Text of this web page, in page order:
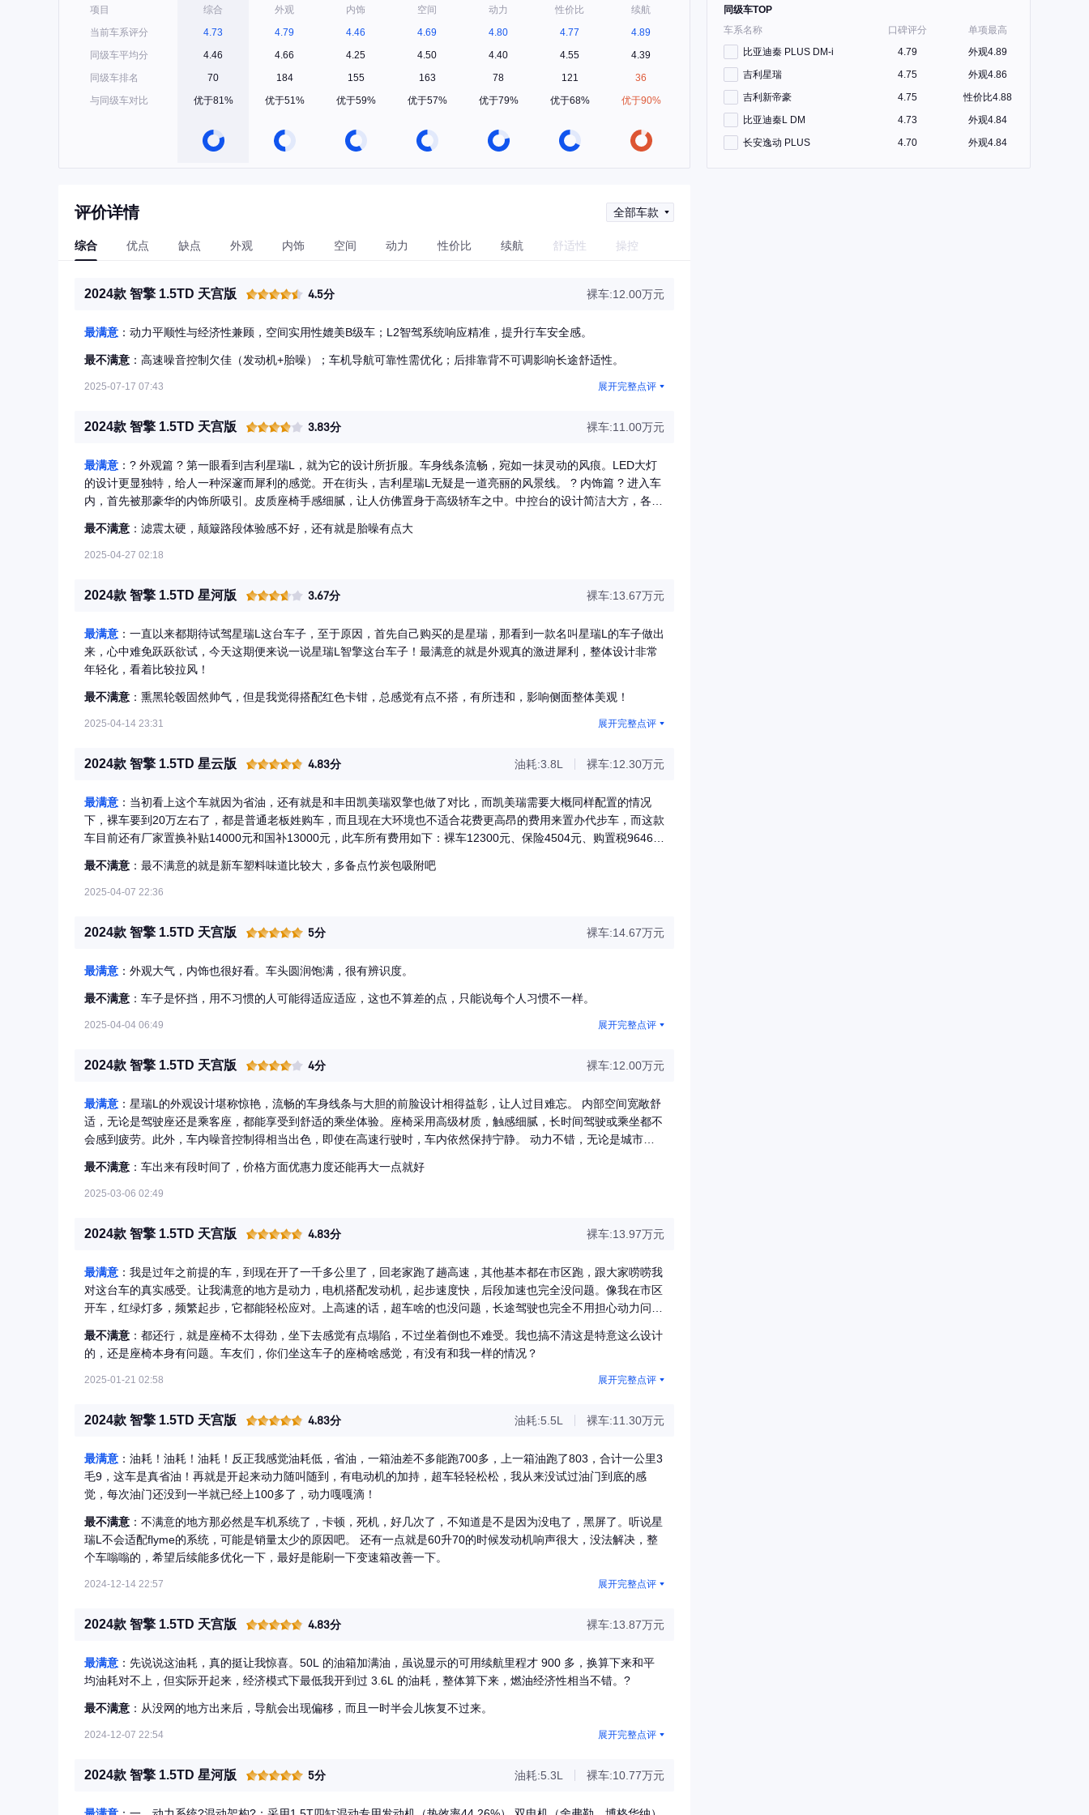
项目
当前车系评分
同级车平均分
同级车排名
与同级车对比
综合
4.73
4.46
70
优于81%
外观
4.79
4.66
184
优于51%
内饰
4.46
4.25
155
优于59%
空间
4.69
4.50
163
优于57%
动力
4.80
4.40
78
优于79%
性价比
4.77
4.55
121
优于68%
续航
4.89
4.39
36
优于90%
同级车TOP
车系名称
口碑评分
单项最高
比亚迪秦 PLUS DM-i
4.79
外观4.89
吉利星瑞
4.75
外观4.86
吉利新帝豪
4.75
性价比4.88
比亚迪秦L DM
4.73
外观4.84
长安逸动 PLUS
4.70 外观4.84
评价详情 全部车款
综合 优点 缺点 外观 内饰 空间 动力 性价比 续航 舒适性 操控
2024款 智擎 1.5TD 天宫版 4.5分 裸车:12.00万元
最满意 ：动力平顺性与经济性兼顾，空间实用性媲美B级车；L2智驾系统响应精准，提升行车安全感。
最不满意 ：高速噪音控制欠佳（发动机+胎噪）；车机导航可靠性需优化；后排靠背不可调影响长途舒适性。
2025-07-17 07:43 展开完整点评
2024款 智擎 1.5TD 天宫版 3.83分 裸车:11.00万元
最满意 ：? 外观篇 ? 第一眼看到吉利星瑞L，就为它的设计所折服。车身线条流畅，宛如一抹灵动的风痕。LED大灯
的设计更显独特，给人一种深邃而犀利的感觉。开在街头，吉利星瑞L无疑是一道亮丽的风景线。 ? 内饰篇 ? 进入车
内，首先被那豪华的内饰所吸引。皮质座椅手感细腻，让人仿佛置身于高级轿车之中。中控台的设计简洁大方，各种
它的动力充沛，无论是起步还是加速，都能感受到那股源源不断的力量。悬挂系统经过精心调校，即使是崎岖不平的
路面，也能保证平稳的行驶体验。更值得一提的是，其噪音控制做得相当出色，驾驶时车内几乎听不到外界的杂音。
适应巡航等，让驾驶变得更加轻松和安全。同时，车载系统还支持语音控制，只需简单一句“你好，吉利”，即可实现
最不满意 ：滤震太硬，颠簸路段体验感不好，还有就是胎噪有点大
2025-04-27 02:18
2024款 智擎 1.5TD 星河版 3.67分 裸车:13.67万元
最满意 ：一直以来都期待试驾星瑞L这台车子，至于原因，首先自己购买的是星瑞，那看到一款名叫星瑞L的车子做出
来，心中难免跃跃欲试，今天这期便来说一说星瑞L智擎这台车子！最满意的就是外观真的激进犀利，整体设计非常
年轻化，看着比较拉风！
最不满意 ：熏黑轮毂固然帅气，但是我觉得搭配红色卡钳，总感觉有点不搭，有所违和，影响侧面整体美观！
2025-04-14 23:31 展开完整点评
2024款 智擎 1.5TD 星云版 4.83分 油耗:3.8L 裸车:12.30万元
最满意 ：当初看上这个车就因为省油，还有就是和丰田凯美瑞双擎也做了对比，而凯美瑞需要大概同样配置的情况
下，裸车要到20万左右了，都是普通老板姓购车，而且现在大环境也不适合花费更高昂的费用来置办代步车，而这款
车目前还有厂家置换补贴14000元和国补13000元，此车所有费用如下：裸车12300元、保险4504元、购置税9646
费115141元。对了，在这里我说一下，裸车发票109000元，是在裸车价格基础上减去厂家置换补贴的金额。现在说
说购买这款车的原因吧。我每年跑2万公里左右，本来考虑纯电车，因为在新疆，冬季时间长，续航太差，而且没有
来就买了这款车，虽然销量惨淡，但就买适合自己的车，星瑞纯油据说油耗9左右，我就想不通纯油销量这么高，买
13100元，而这款车每年花费5500元，差价7600元每年，三年就能把差价跑出来，像咱们老百姓用车，动辄七八年
使用周期，第四年开始就是，节省的油费就是自己赚的！ 还有就是要说厂家延保更有性价比，我也购买了，有兴趣
的车友，等提车的时候可以详细了解一下，我也会附图给想要了解这个方面的车友看看
最不满意 ：最不满意的就是新车塑料味道比较大，多备点竹炭包吸附吧
2025-04-07 22:36
2024款 智擎 1.5TD 天宫版 5分 裸车:14.67万元
最满意 ：外观大气，内饰也很好看。车头圆润饱满，很有辨识度。
最不满意 ：车子是怀挡，用不习惯的人可能得适应适应，这也不算差的点，只能说每个人习惯不一样。
2025-04-04 06:49 展开完整点评
2024款 智擎 1.5TD 天宫版 4分 裸车:12.00万元
最满意 ：星瑞L的外观设计堪称惊艳，流畅的车身线条与大胆的前脸设计相得益彰，让人过目难忘。 内部空间宽敞舒
适，无论是驾驶座还是乘客座，都能享受到舒适的乘坐体验。座椅采用高级材质，触感细腻，长时间驾驶或乘坐都不
会感到疲劳。此外，车内噪音控制得相当出色，即使在高速行驶时，车内依然保持宁静。 动力不错，无论是城市道
对，让驾驶变得更加轻松愉快。 车载系统操作简便，功能丰富，无论是导航、音乐还是电话通讯，都能轻松实现。
此外，车辆还配备了多种智能安全系统，为驾驶者和乘客提供全方位的保护。 星瑞L在外观设计、舒适度、动力性能
最不满意 ：车出来有段时间了，价格方面优惠力度还能再大一点就好
2025-03-06 02:49
2024款 智擎 1.5TD 天宫版 4.83分 裸车:13.97万元
最满意 ：我是过年之前提的车，到现在开了一千多公里了，回老家跑了趟高速，其他基本都在市区跑，跟大家唠唠我
对这台车的真实感受。让我满意的地方是动力，电机搭配发动机，起步速度快，后段加速也完全没问题。像我在市区
开车，红绿灯多，频繁起步，它都能轻松应对。上高速的话，超车啥的也没问题，长途驾驶也完全不用担心动力问
最不满意 ：都还行，就是座椅不太得劲，坐下去感觉有点塌陷，不过坐着倒也不难受。我也搞不清这是特意这么设计
的，还是座椅本身有问题。车友们，你们坐这车子的座椅啥感觉，有没有和我一样的情况？
2025-01-21 02:58 展开完整点评
2024款 智擎 1.5TD 天宫版 4.83分 油耗:5.5L 裸车:11.30万元
最满意 ：油耗！油耗！油耗！反正我感觉油耗低，省油，一箱油差不多能跑700多，上一箱油跑了803，合计一公里3
毛9，这车是真省油！再就是开起来动力随叫随到，有电动机的加持，超车轻轻松松，我从来没试过油门到底的感
觉，每次油门还没到一半就已经上100多了，动力嘎嘎滴！
最不满意 ：不满意的地方那必然是车机系统了，卡顿，死机，好几次了，不知道是不是因为没电了，黑屏了。听说星
瑞L不会适配flyme的系统，可能是销量太少的原因吧。 还有一点就是60升70的时候发动机响声很大，没法解决，整
个车嗡嗡的，希望后续能多优化一下，最好是能刷一下变速箱改善一下。
2024-12-14 22:57 展开完整点评
2024款 智擎 1.5TD 天宫版 4.83分 裸车:13.87万元
最满意 ：先说说这油耗，真的挺让我惊喜。50L 的油箱加满油，虽说显示的可用续航里程才 900 多，换算下来和平
均油耗对不上，但实际开起来，经济模式下最低我开到过 3.6L 的油耗，整体算下来，燃油经济性相当不错。?
最不满意 ：从没网的地方出来后，导航会出现偏移，而且一时半会儿恢复不过来。
2024-12-07 22:54 展开完整点评
2024款 智擎 1.5TD 星河版 5分 油耗:5.3L 裸车:10.77万元